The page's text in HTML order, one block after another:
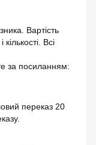
Вартість
кількості. Всі
за посиланням:
переказ 20